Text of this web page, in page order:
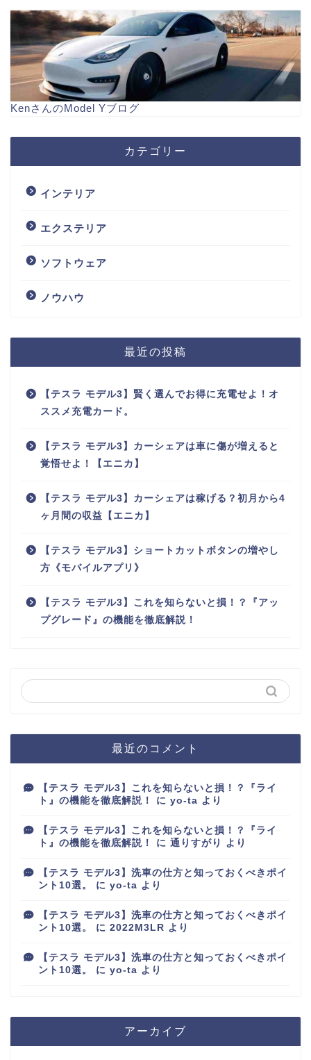
KenさんのModel Yブログ
カテゴリー
インテリア
エクステリア
ソフトウェア
ノウハウ
最近の投稿
【テスラ モデル3】賢く選んでお得に充電せよ！オ
ススメ充電カード。
【テスラ モデル3】カーシェアは車に傷が増えると
覚悟せよ！【エニカ】
【テスラ モデル3】カーシェアは稼げる？初月から4
ヶ月間の収益【エニカ】
【テスラ モデル3】ショートカットボタンの増やし
方《モバイルアプリ》
【テスラ モデル3】これを知らないと損！？『アッ
プグレード』の機能を徹底解説！
最近のコメント
【テスラ モデル3】これを知らないと損！？『ライ
ト』の機能を徹底解説！
に yo-ta より
【テスラ モデル3】これを知らないと損！？『ライ
ト』の機能を徹底解説！
に 通りすがり より
【テスラ モデル3】洗車の仕方と知っておくべきポイ
ント10選。
に yo-ta より
【テスラ モデル3】洗車の仕方と知っておくべきポイ
ント10選。
に 2022M3LR より
【テスラ モデル3】洗車の仕方と知っておくべきポイ
ント10選。
に yo-ta より
アーカイブ